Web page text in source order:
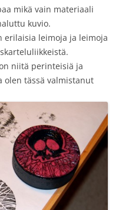
mikä vain materiaali
kuvio.
erilaisia leimoja ja leimoja
niitä perinteisiä ja
olen tässä valmistanut